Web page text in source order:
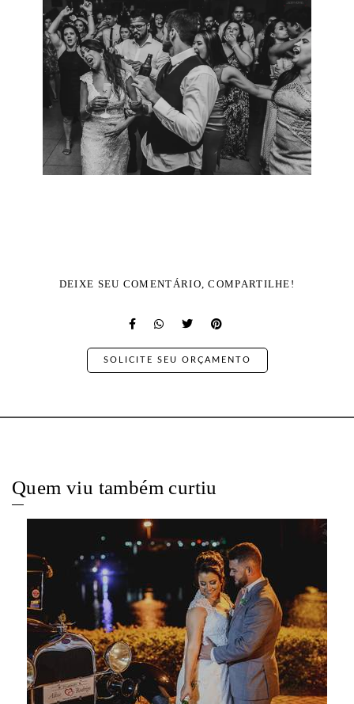
DEIXE SEU COMENTÁRIO, COMPARTILHE!
SOLICITE SEU ORÇAMENTO
Quem viu também curtiu